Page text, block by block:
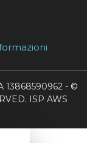
13868590962 - ©
ISP AWS